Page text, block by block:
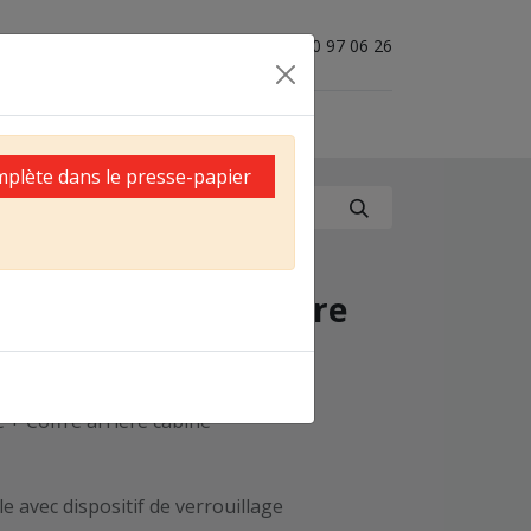
04 50 97 06 26
CS040C et coffre
H
+ Coffre arrière cabine
avec dispositif de verrouillage
dans le presse-papier